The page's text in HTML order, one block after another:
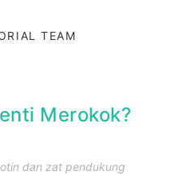
TEAM
Merokok?
dan zat pendukung